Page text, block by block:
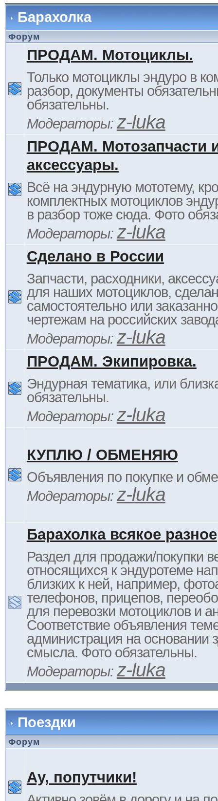
Барахолка
Форум
ПРОДАМ. Мотоциклы.
Только мотоциклы эндуро в
разбор, документы
обязательны.
Модераторы: z-luka
ПРОДАМ. Мотозапчасти
аксессуары.
Всё на эндурную мототему,
комплектных мотоциклов
в разбор тоже сюда. Фото
Модераторы: z-luka
Сделано в России
Запчасти, расходники,
для наших мотоциклов,
самостоятельно или
чертежам на российских
Модераторы: z-luka
ПРОДАМ. Экипировка.
Эндурная тематика, или
обязательны.
Модераторы: z-luka
КУПЛЮ / ОБМЕНЯЮ
Объявления по покупке и
Модераторы: z-luka
Барахолка всякое разное
Раздел для продажи/покупки
относящихся к эндуротеме
близких к ней, например,
телефонов, прицепов,
для перевозки мотоциклов и
Соответствие объявления
администрация на основании
смысла. Фото обязательны.
Модераторы: z-luka
Поездки
Форум
Ау, попутчики!